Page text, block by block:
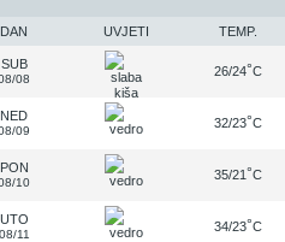
DAN UVJETI TEMP.
SUB
08
26/24°C
NED
09
32/23°C
PON
10
35/21°C
UTO
08/11
34/23°C